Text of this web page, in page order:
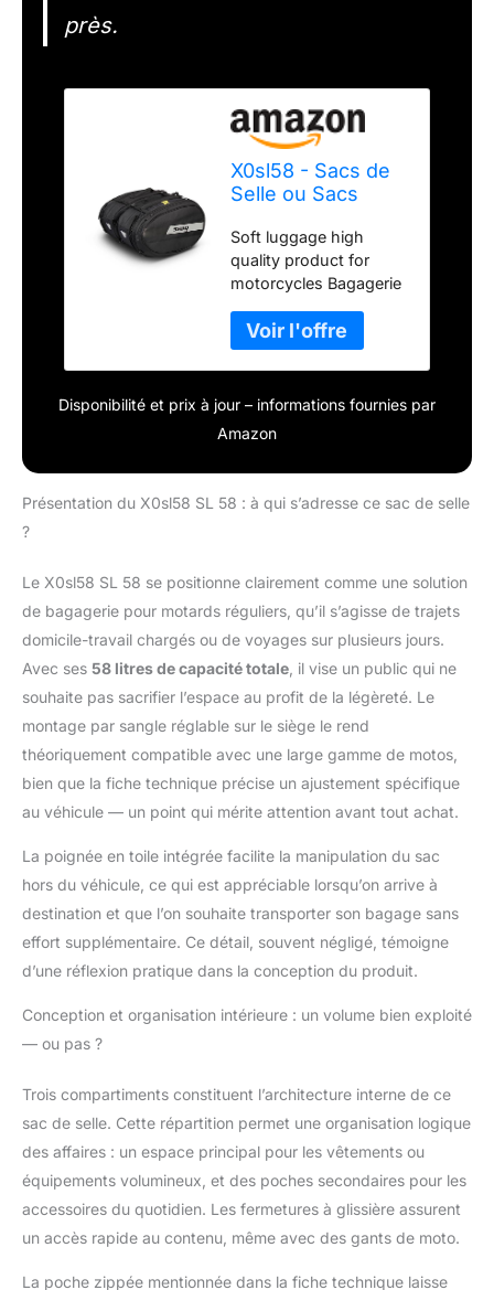
près.
X0sl58 - Sacs de
Selle ou Sacs
Noir
Soft luggage high
quality product for
motorcycles Bagagerie
quality product for
motorcycles
Disponibilité et prix à jour – informations fournies par
Amazon
Présentation du X0sl58 SL 58 : à qui s’adresse ce sac de selle
?
Le X0sl58 SL 58 se positionne clairement comme une solution
de bagagerie pour motards réguliers, qu’il s’agisse de trajets
domicile-travail chargés ou de voyages sur plusieurs jours.
Avec ses 58 litres de capacité totale, il vise un public qui ne
souhaite pas sacrifier l’espace au profit de la légèreté. Le
montage par sangle réglable sur le siège le rend
théoriquement compatible avec une large gamme de motos,
bien que la fiche technique précise un ajustement spécifique
au véhicule — un point qui mérite attention avant tout achat.
La poignée en toile intégrée facilite la manipulation du sac
hors du véhicule, ce qui est appréciable lorsqu’on arrive à
destination et que l’on souhaite transporter son bagage sans
effort supplémentaire. Ce détail, souvent négligé, témoigne
d’une réflexion pratique dans la conception du produit.
Conception et organisation intérieure : un volume bien exploité
— ou pas ?
Trois compartiments constituent l’architecture interne de ce
sac de selle. Cette répartition permet une organisation logique
des affaires : un espace principal pour les vêtements ou
équipements volumineux, et des poches secondaires pour les
accessoires du quotidien. Les fermetures à glissière assurent
un accès rapide au contenu, même avec des gants de moto.
La poche zippée mentionnée dans la fiche technique laisse